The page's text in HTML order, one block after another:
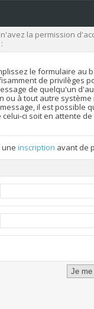
la permission
le formulaire au
de privilèges
de quelqu'un
ou à tout autre système
il est possible
ci soit en attente
inscription avant de